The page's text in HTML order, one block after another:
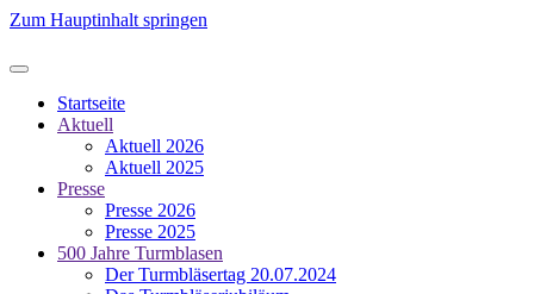
Zum Hauptinhalt springen
Startseite
Aktuell
Aktuell 2026
Aktuell 2025
Presse
Presse 2026
Presse 2025
500 Jahre Turmblasen
Der Turmbläsertag 20.07.2024